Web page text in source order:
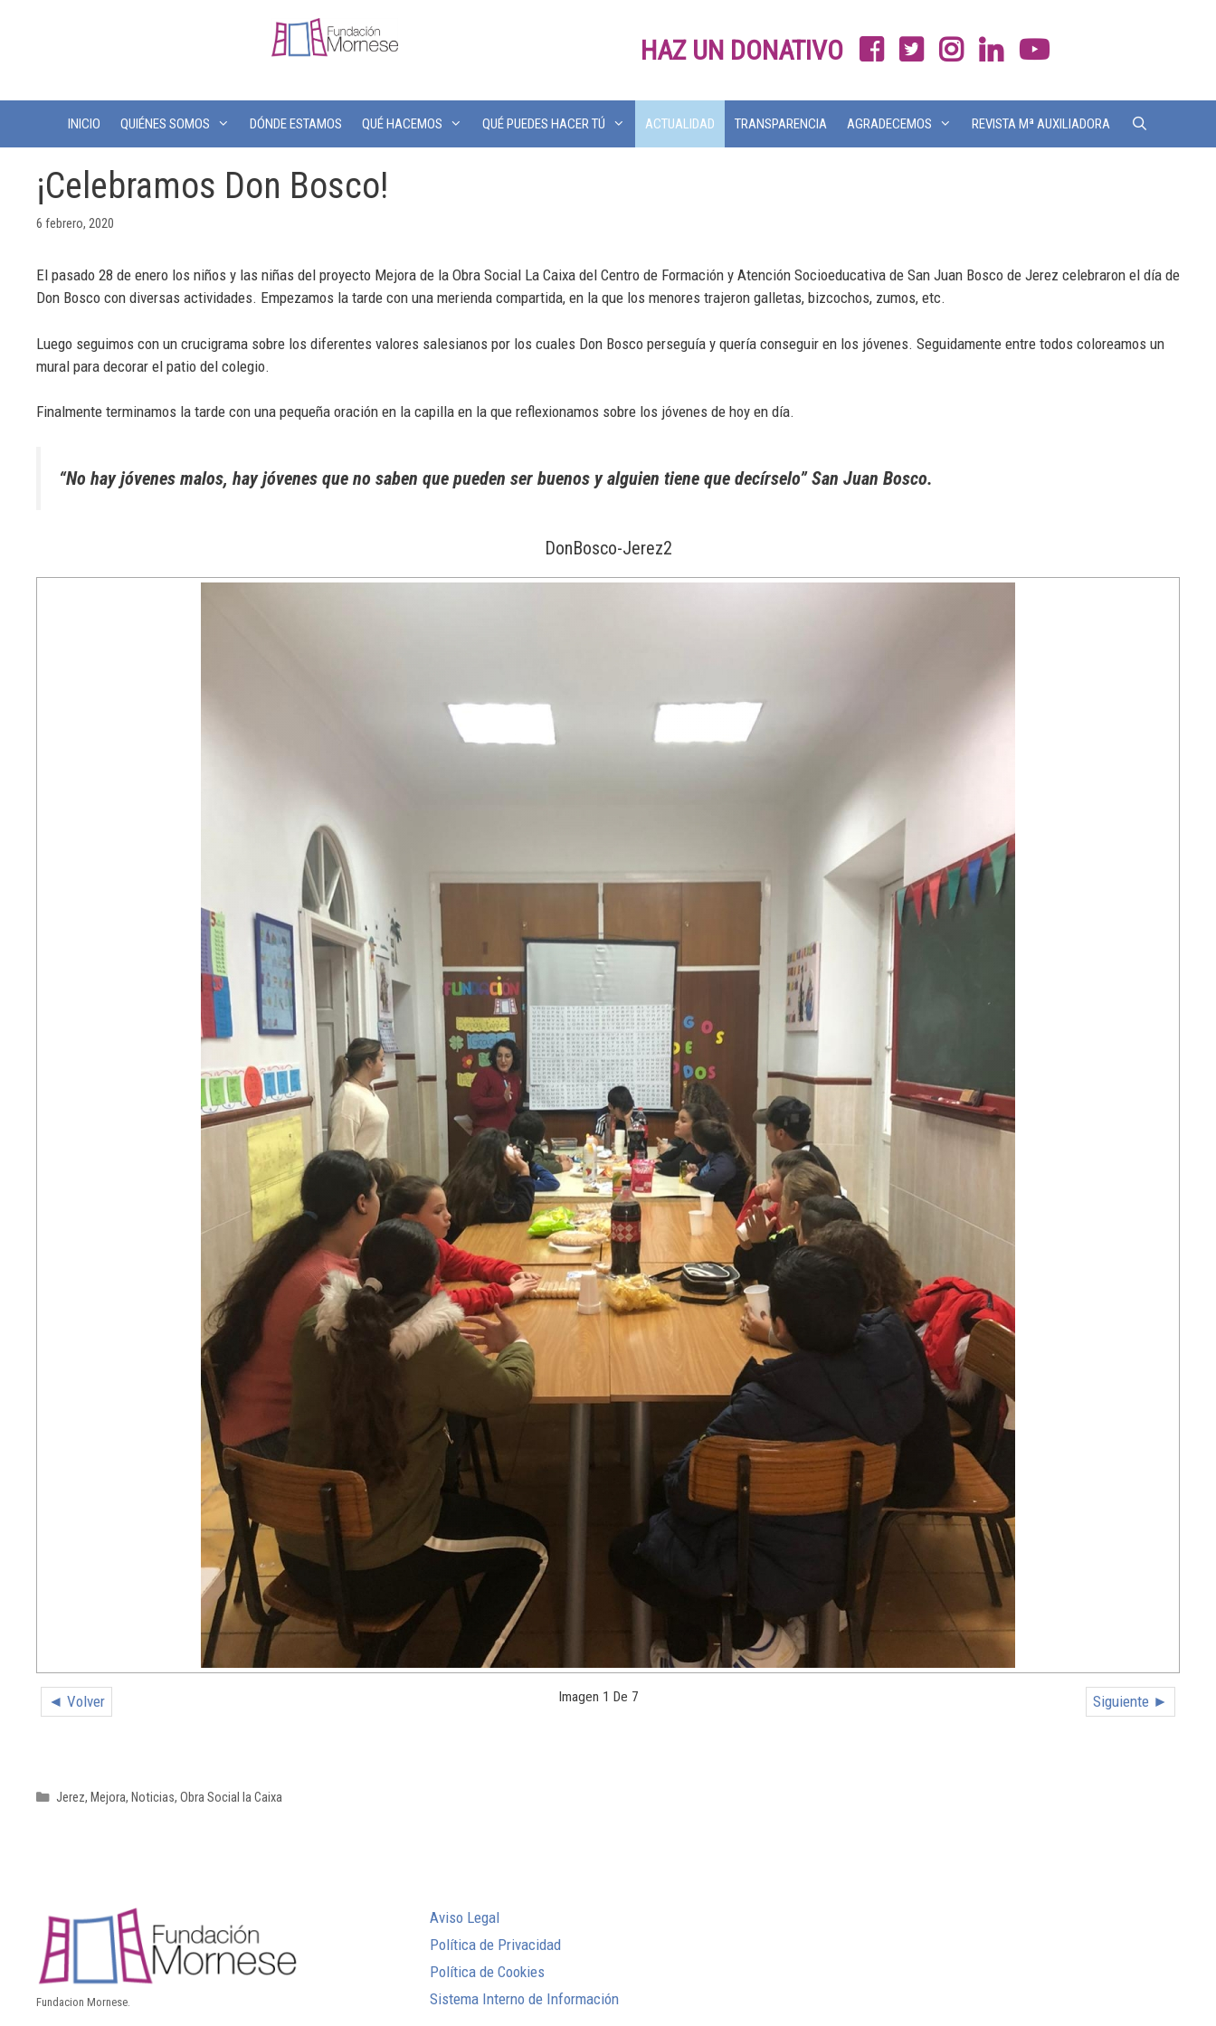
HAZ UN DONATIVO
INICIO QUIÉNES SOMOS DÓNDE ESTAMOS QUÉ HACEMOS QUÉ PUEDES HACER TÚ ACTUALIDAD TRANSPARENCIA AGRADECEMOS REVISTA Mª AUXILIADORA
¡Celebramos Don Bosco!
6 febrero, 2020
El pasado 28 de enero los niños y las niñas del proyecto Mejora de la Obra Social La Caixa del Centro de Formación y Atención Socioeducativa de San Juan Bosco de Jerez celebraron el día de
Don Bosco con diversas actividades. Empezamos la tarde con una merienda compartida, en la que los menores trajeron galletas, bizcochos, zumos, etc.
Luego seguimos con un crucigrama sobre los diferentes valores salesianos por los cuales Don Bosco perseguía y quería conseguir en los jóvenes. Seguidamente entre todos coloreamos un
mural para decorar el patio del colegio.
Finalmente terminamos la tarde con una pequeña oración en la capilla en la que reflexionamos sobre los jóvenes de hoy en día.
“No hay jóvenes malos, hay jóvenes que no saben que pueden ser buenos y alguien tiene que decírselo” San Juan Bosco.
DonBosco-Jerez2
◄ Volver Siguiente ►
Imagen 1 De 7
Jerez, Mejora, Noticias, Obra Social la Caixa
Fundacion Mornese.
Aviso Legal
Política de Privacidad
Política de Cookies
Sistema Interno de Información